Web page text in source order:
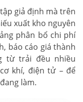
giả định mà trên
xuất kho nguyên
phân bổ chi phí
báo cáo giá thành
từ trải đều nhiều
khí, điện tử – để
làm.